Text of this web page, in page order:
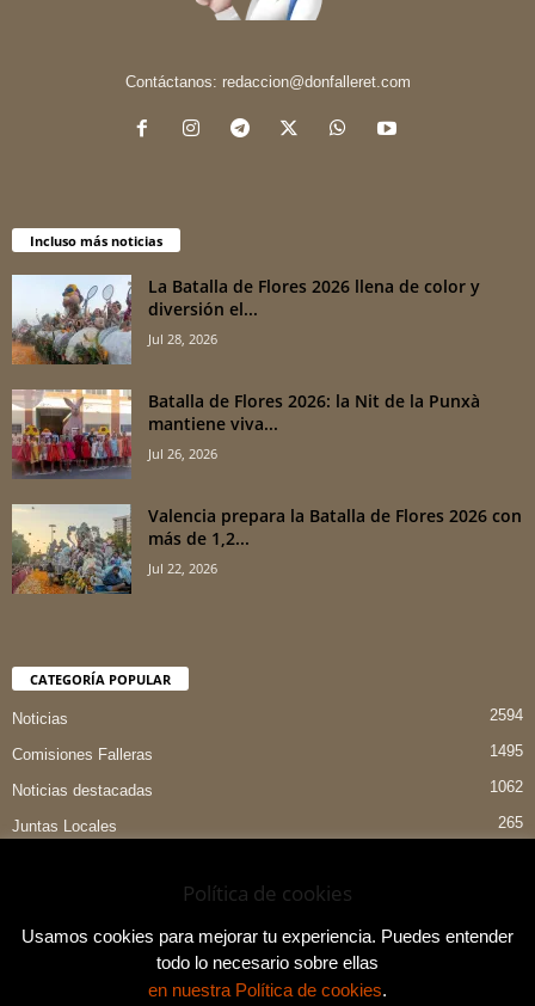
Contáctanos: redaccion@donfalleret.com
Incluso más noticias
La Batalla de Flores 2026 llena de color y
diversión el...
Jul 28, 2026
Batalla de Flores 2026: la Nit de la Punxà
mantiene viva...
Jul 26, 2026
Valencia prepara la Batalla de Flores 2026 con
más de 1,2...
Jul 22, 2026
CATEGORÍA POPULAR
Noticias 2594
Comisiones Falleras 1495
Noticias destacadas 1062
Juntas Locales 265
Indumentaria Valenciana 84
Política de cookies
Usamos cookies para mejorar tu experiencia. Puedes entender
todo lo necesario sobre ellas
en nuestra Política de cookies.